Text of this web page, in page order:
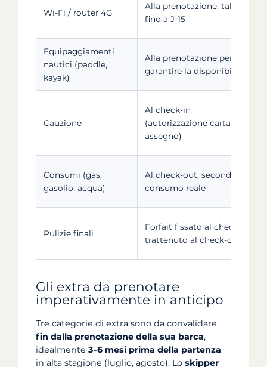
Wi-Fi / router 4G
Alla prenotazione, talvolta
fino a J-15
Equipaggiamenti
nautici (paddle,
kayak)
Alla prenotazione per
garantire la disponibilità
Cauzione
Al check-in
(autorizzazione carta o
assegno)
Consumi (gas,
gasolio, acqua)
Al check-out, secondo il
consumo reale
Pulizie finali
Forfait fissato al check-in,
trattenuto al check-out
Gli extra da prenotare
imperativamente in anticipo
Tre categorie di extra sono da convalidare
fin dalla prenotazione della sua barca,
idealmente 3-6 mesi prima della partenza
in alta stagione (luglio, agosto). Lo skipper